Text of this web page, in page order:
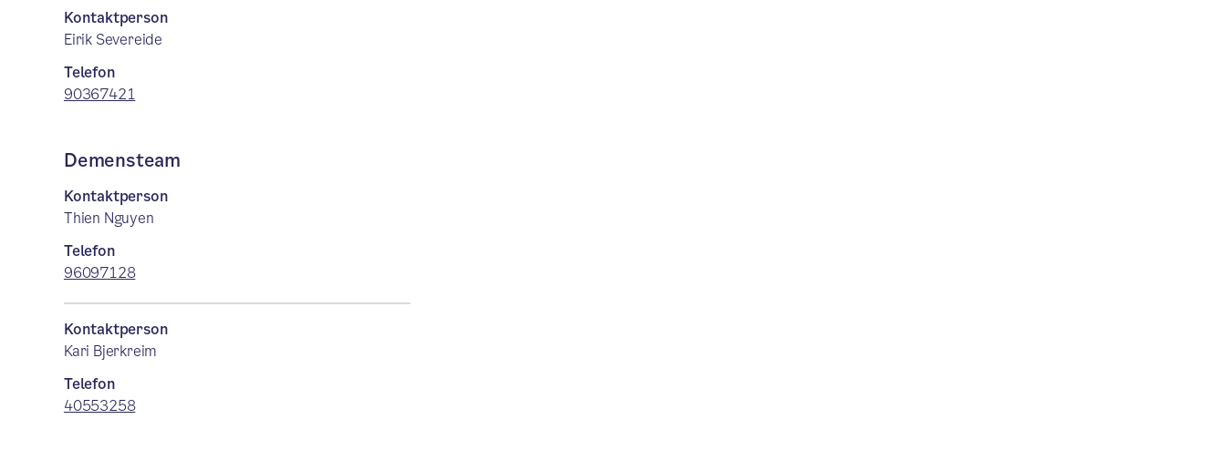
Kontaktperson
Eirik Severeide
Telefon
90367421
Demensteam
Kontaktperson
Thien Nguyen
Telefon
96097128
Kontaktperson
Kari Bjerkreim
Telefon
40553258